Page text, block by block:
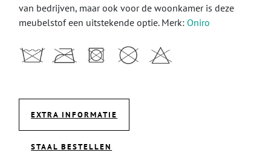
van bedrijven, maar ook voor de woonkamer is deze
meubelstof een uitstekende optie. Merk: Oniro
EXTRA INFORMATIE
STAAL BESTELLEN